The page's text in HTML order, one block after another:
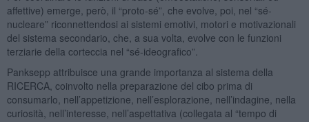
affettive) emerge, però, il “proto-sé”, che evolve, poi, nel “sé-
nucleare” riconnettendosi ai sistemi emotivi, motori e motivazionali
del sistema secondario, che, a sua volta, evolve con le funzioni
terziarie della corteccia nel “sé-ideografico”.
Panksepp attribuisce una grande importanza al sistema della
RICERCA, coinvolto nella preparazione del cibo prima di
consumarlo, nell’appetizione, nell’esplorazione, nell’indagine, nella
curiosità, nell’interesse, nell’aspettativa (collegata al “tempo di